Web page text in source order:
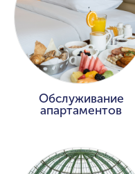
Обслуживание
апартаментов